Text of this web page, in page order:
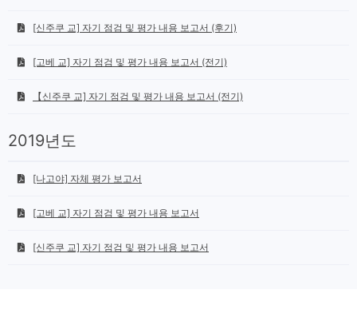
[신주쿠 교] 자기 점검 및 평가 내용 보고서 (후기)
[고베 교] 자기 점검 및 평가 내용 보고서 (전기)
【신주쿠 교] 자기 점검 및 평가 내용 보고서 (전기)
2019년도
[나고야] 자체 평가 보고서
[고베 교] 자기 점검 및 평가 내용 보고서
[신주쿠 교] 자기 점검 및 평가 내용 보고서